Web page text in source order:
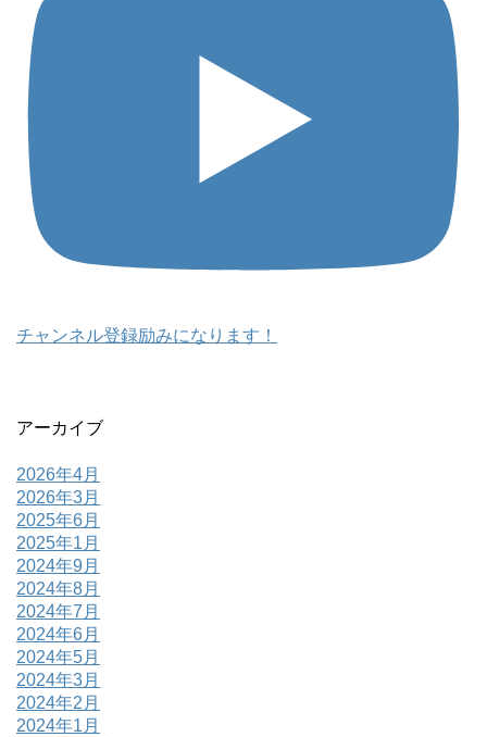
チャンネル登録励みになります！
アーカイブ
2026年4月
2026年3月
2025年6月
2025年1月
2024年9月
2024年8月
2024年7月
2024年6月
2024年5月
2024年3月
2024年2月
2024年1月